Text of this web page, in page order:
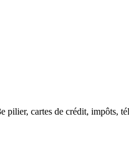
pilier, cartes de crédit,